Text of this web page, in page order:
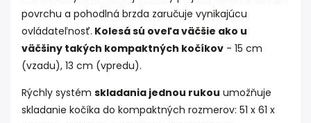
povrchu a pohodlná brzda zaručuje vynikajúcu
ovládateľnosť. Kolesá sú oveľa väčšie ako u
väčšiny takých kompaktných kočíkov - 15 cm
(vzadu), 13 cm (vpredu).
Rýchly systém skladania jednou rukou umožňuje
skladanie kočíka do kompaktných rozmerov: 51 x 61 x